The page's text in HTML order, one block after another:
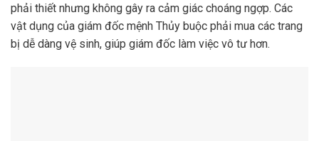
phải thiết nhưng không gây ra cảm giác choáng ngợp. Các
vật dụng của giám đốc mệnh Thủy buộc phải mua các trang
bị dễ dàng vệ sinh, giúp giám đốc làm việc vô tư hơn.